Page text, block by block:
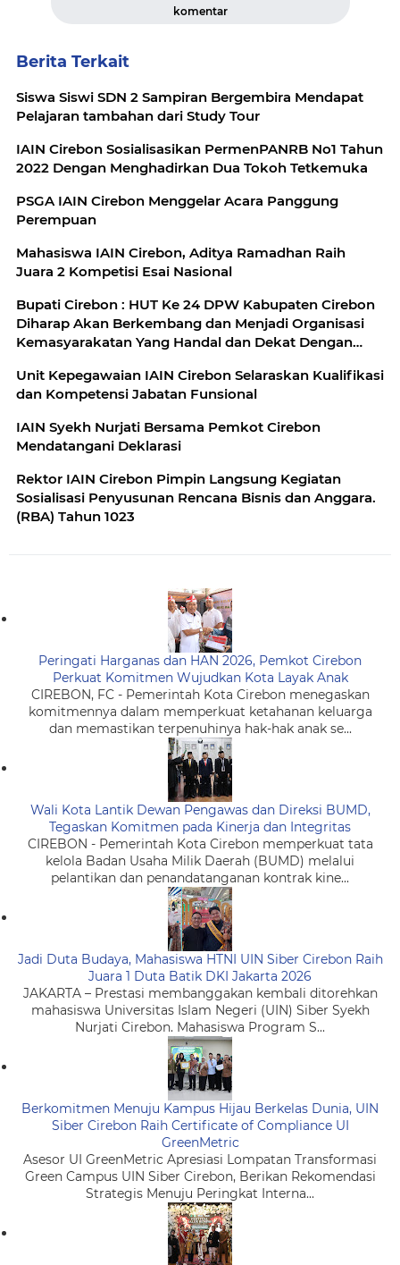
komentar
Berita Terkait
Siswa Siswi SDN 2 Sampiran Bergembira Mendapat
Pelajaran tambahan dari Study Tour
IAIN Cirebon Sosialisasikan PermenPANRB No1 Tahun
2022 Dengan Menghadirkan Dua Tokoh Tetkemuka
PSGA IAIN Cirebon Menggelar Acara Panggung
Perempuan
Mahasiswa IAIN Cirebon, Aditya Ramadhan Raih
Juara 2 Kompetisi Esai Nasional
Bupati Cirebon : HUT Ke 24 DPW Kabupaten Cirebon
Diharap Akan Berkembang dan Menjadi Organisasi
Kemasyarakatan Yang Handal dan Dekat Dengan
Unit Kepegawaian IAIN Cirebon Selaraskan Kualifikasi
dan Kompetensi Jabatan Funsional
IAIN Syekh Nurjati Bersama Pemkot Cirebon
Mendatangani Deklarasi
Rektor IAIN Cirebon Pimpin Langsung Kegiatan
Sosialisasi Penyusunan Rencana Bisnis dan Anggara.
(RBA) Tahun 1023
Peringati Harganas dan HAN 2026, Pemkot Cirebon
Perkuat Komitmen Wujudkan Kota Layak Anak
CIREBON, FC - Pemerintah Kota Cirebon menegaskan
komitmennya dalam memperkuat ketahanan keluarga
dan memastikan terpenuhinya hak-hak anak se...
Wali Kota Lantik Dewan Pengawas dan Direksi BUMD,
Tegaskan Komitmen pada Kinerja dan Integritas
CIREBON - Pemerintah Kota Cirebon memperkuat tata
kelola Badan Usaha Milik Daerah (BUMD) melalui
pelantikan dan penandatanganan kontrak kine...
Jadi Duta Budaya, Mahasiswa HTNI UIN Siber Cirebon Raih
Juara 1 Duta Batik DKI Jakarta 2026
JAKARTA – Prestasi membanggakan kembali ditorehkan
mahasiswa Universitas Islam Negeri (UIN) Siber Syekh
Nurjati Cirebon. Mahasiswa Program S...
Berkomitmen Menuju Kampus Hijau Berkelas Dunia, UIN
Siber Cirebon Raih Certificate of Compliance UI
GreenMetric
Asesor UI GreenMetric Apresiasi Lompatan Transformasi
Green Campus UIN Siber Cirebon, Berikan Rekomendasi
Strategis Menuju Peringkat Interna...